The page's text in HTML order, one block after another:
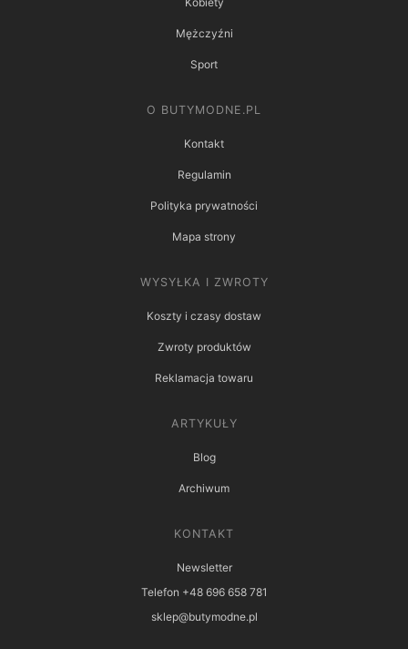
Mężczyźni
Sport
O BUTYMODNE.PL
Kontakt
Regulamin
Polityka prywatności
Mapa strony
WYSYŁKA I ZWROTY
Koszty i czasy dostaw
Zwroty produktów
Reklamacja towaru
ARTYKUŁY
Blog
Archiwum
KONTAKT
Newsletter
Telefon +48 696 658 781
sklep@butymodne.pl